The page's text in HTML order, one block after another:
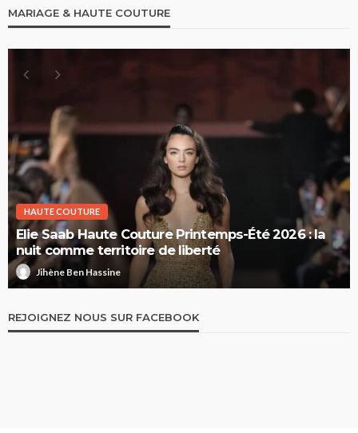
MARIAGE & HAUTE COUTURE
HAUTE COUTURE
Elie Saab Haute Couture Printemps-Été 2026 : la
nuit comme territoire de liberté
Jihène Ben Hassine
REJOIGNEZ NOUS SUR FACEBOOK